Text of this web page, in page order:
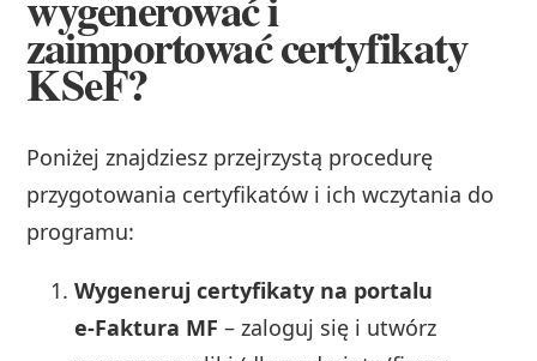
zaimportować certyfikaty
KSeF?
Poniżej znajdziesz przejrzystą procedurę
przygotowania certyfikatów i ich wczytania do
programu:
Wygeneruj certyfikaty na portalu
e‑Faktura MF – zaloguj się i utwórz